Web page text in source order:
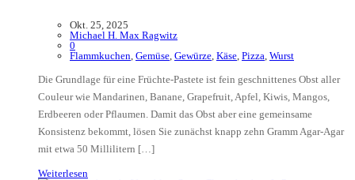
Okt. 25, 2025
Michael H. Max Ragwitz
0
Flammkuchen Gemüse Gewürze Käse Pizza Wurst
Die Grundlage für eine Früchte-Pastete ist fein geschnittenes Obst aller
Couleur wie Mandarinen, Banane, Grapefruit, Apfel, Kiwis, Mangos,
Erdbeeren oder Pflaumen. Damit das Obst aber eine gemeinsame
Konsistenz bekommt, lösen Sie zunächst knapp zehn Gramm Agar-Agar
mit etwa 50 Millilitern […]
Weiterlesen